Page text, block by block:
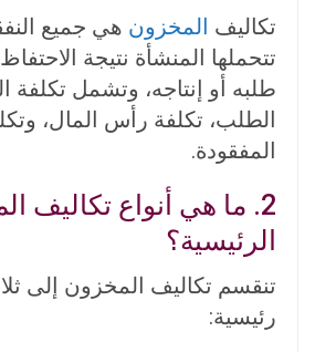
تكاليف المخزون هي جميع
تتحملها المنشأة نتيجة
طلبه أو إنتاجه، وتشمل تكلفة
الطلب، تكلفة رأس المال،
المفقودة.
2. ما هي أنواع تكاليف
الرئيسية؟
تنقسم تكاليف المخزون إلى
رئيسية: